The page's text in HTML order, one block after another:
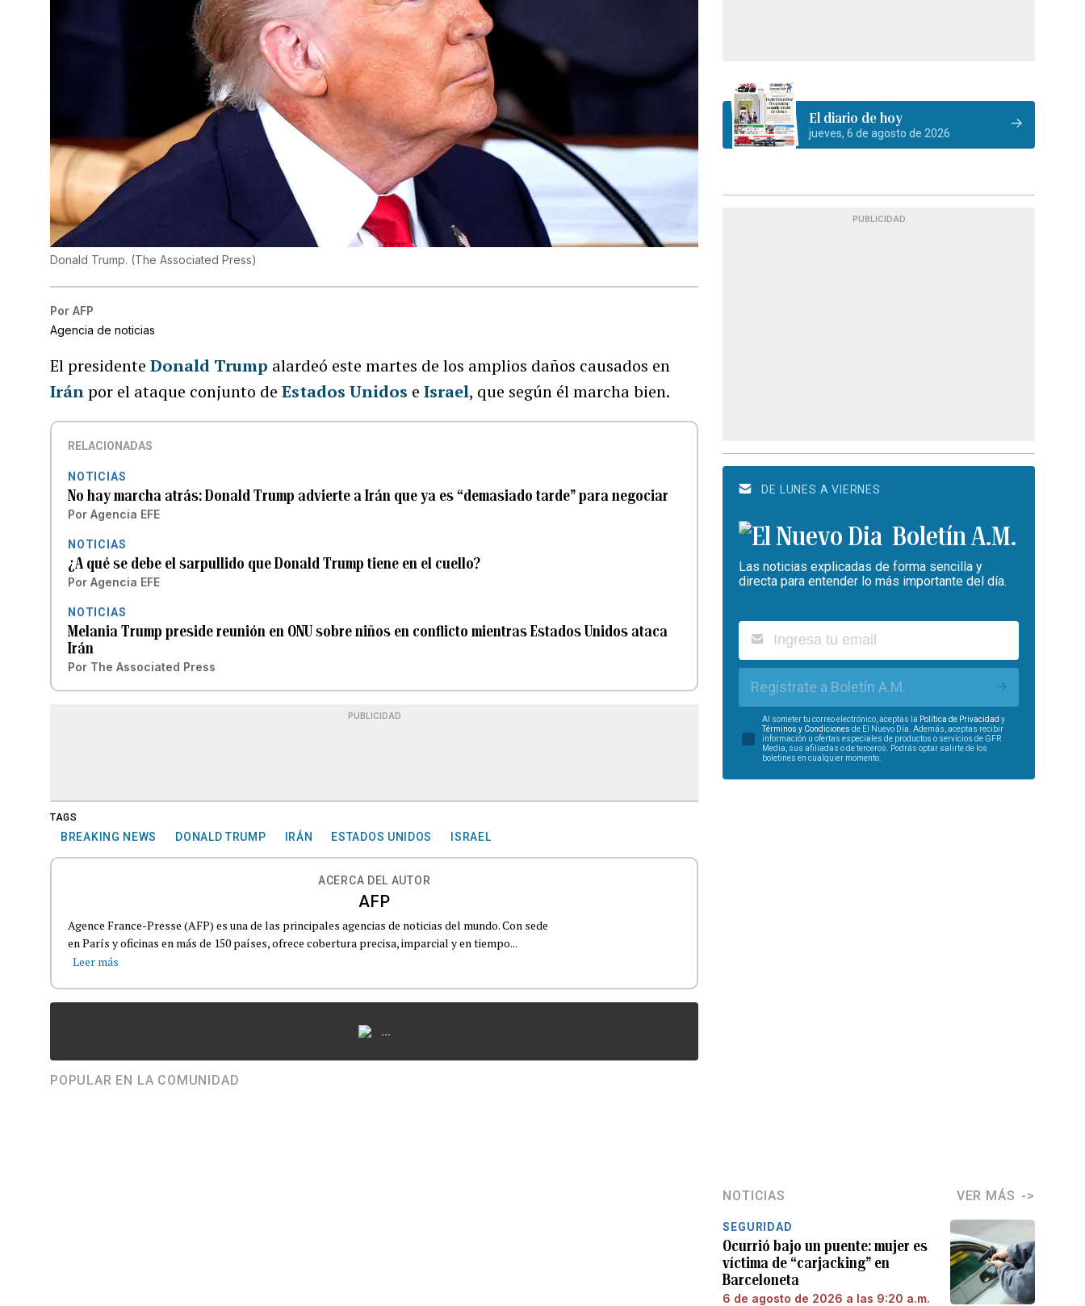
Donald Trump. (The Associated Press)
Por AFP
Agencia de noticias
El presidente Donald Trump alardeó este martes de los amplios daños causados en
Iránpor el ataque conjunto deEstados Unidos eIsrael, que según él marcha bien.
RELACIONADAS
NOTICIAS
No hay marcha atrás: Donald Trump advierte a Irán que ya es “demasiado tarde” para negociar
Por Agencia EFE
NOTICIAS
¿A qué se debe el sarpullido que Donald Trump tiene en el cuello?
Por Agencia EFE
NOTICIAS
Melania Trump preside reunión en ONU sobre niños en conflicto mientras Estados Unidos ataca
Irán
Por The Associated Press
PUBLICIDAD
TAGS
BREAKING NEWS DONALD TRUMP IRÁN ESTADOS UNIDOS ISRAEL
ACERCA DEL AUTOR
AFP
Agence France-Presse (AFP) es una de las principales agencias de noticias del mundo. Con sede
en París y oficinas en más de 150 países, ofrece cobertura precisa, imparcial y en tiempo...
Leer más
...
POPULAR EN LA COMUNIDAD
El diario de hoy
jueves, 6 de agosto de 2026
PUBLICIDAD
DE LUNES A VIERNES
Boletín A.M.
Las noticias explicadas de forma sencilla y
directa para entender lo más importante del día.
Regístrate a Boletín A.M.
Al someter tu correo electrónico, aceptas la Política de Privacidad y
Términos y Condiciones de El Nuevo Día. Además, aceptas recibir
información u ofertas especiales de productos o servicios de GFR
Media, sus afiliadas o de terceros. Podrás optar salirte de los
boletines en cualquier momento.
NOTICIAS VER MÁS
SEGURIDAD
Ocurrió bajo un puente: mujer es
víctima de “carjacking” en
Barceloneta
6 de agosto de 2026 a las 9:20 a.m.